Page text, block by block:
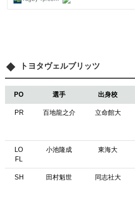
トヨタヴェルブリッツ
PO 選手 出身校
PR 百地龍之介 立命館大
LO
FL
小池隆成 東海大
SH 田村魁世 同志社大